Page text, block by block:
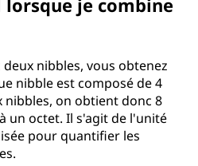
lorsque je combine
nibbles, vous obtenez
nibble est composé de 4
nibbles, on obtient donc 8
un octet. Il s'agit de l'unité
pour quantifier les